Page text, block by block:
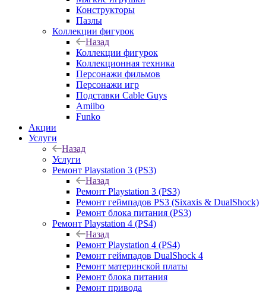
Конструкторы
Пазлы
Коллекции фигурок
Назад
Коллекции фигурок
Коллекционная техника
Персонажи фильмов
Персонажи игр
Подставки Cable Guys
Amiibo
Funko
Акции
Услуги
Назад
Услуги
Ремонт Playstation 3 (PS3)
Назад
Ремонт Playstation 3 (PS3)
Ремонт геймпадов PS3 (Sixaxis & DualShock)
Ремонт блока питания (PS3)
Ремонт Playstation 4 (PS4)
Назад
Ремонт Playstation 4 (PS4)
Ремонт геймпадов DualShock 4
Ремонт материнской платы
Ремонт блока питания
Ремонт привода